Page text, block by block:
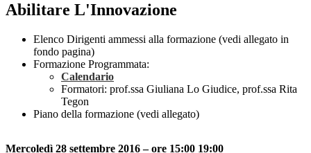
Abilitare L'Innovazione
Elenco Dirigenti ammessi alla formazione (vedi allegato in
fondo pagina)
Formazione Programmata:
Calendario
Formatori: prof.ssa Giuliana Lo Giudice, prof.ssa Rita
Tegon
Piano della formazione (vedi allegato)
Mercoledì 28 settembre 2016 – ore 15:00 19:00